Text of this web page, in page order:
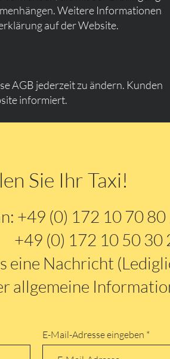
Weitere Informationen
auf der Website.
AGB jederzeit zu ändern. Kunden
informiert.
Sie Ihr Taxi!
+49 (0) 172 10 70 80
10 50 30
eine Nachricht
allgemeine
E-Mail-Adresse eingeben